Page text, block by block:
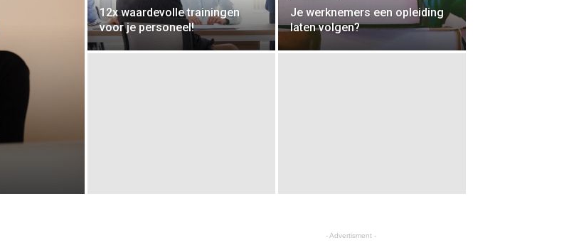
12x waardevolle trainingen
voor je personeel!
Je werknemers een opleiding
laten volgen?
- Advertisment -